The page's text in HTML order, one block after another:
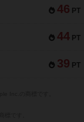
46 PT
44 PT
39 PT